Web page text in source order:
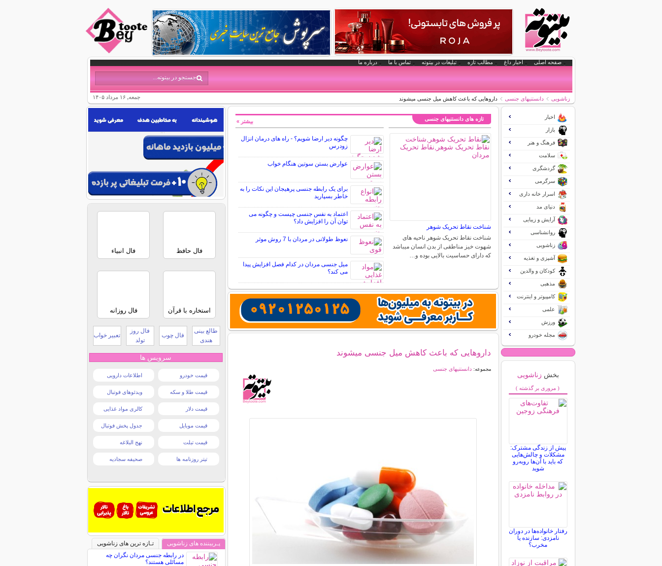
صفحه اصلی اخبار داغ مطالب تازه تبلیغات در بیتوته تماس با ما درباره ما
جمعه, ۱۶ مرداد ۱۴۰۵ زناشویی دانستنیهای جنسی داروهایی که باعث کاهش میل جنسی میشوند
تازه های دانستنیهای جنسی
شناخت نقاط تحریک شوهر
شناخت نقاط تحریک شوهر ناحیه های
شهوت خیز مناطقی از بدن انسان میباشد
که دارای حساسیت بالایی بوده و…
چگونه دیر ارضا شویم؟ - راه های درمان انزال
زودرس
عوارض بستن سوتین هنگام خواب
برای یک رابطه جنسی پرهیجان این نکات را به
خاطر بسپارید
اعتماد به نفس جنسی چیست و چگونه می
توان آن را افزایش داد؟
نعوظ طولانی در مردان با 7 روش موثر
میل جنسی مردان در کدام فصل افزایش پیدا
می کند؟
بیشتر »
داروهایی که باعث کاهش میل جنسی میشوند
مجموعه:دانستنیهای جنسی
اخبار
بازار
فرهنگ و هنر
سلامت
گردشگری
سرگرمی
اسرار خانه داری
دنیای مد
آرایش و زیبایی
روانشناسی
زناشویی
آشپزی و تغذیه
کودکان و والدین
مذهبی
کامپیوتر و اینترنت
علمی
ورزش
مجله خودرو
بخش زناشویی
( مروری بر گذشته )
پیش از زندگی مشترک:
مشکلات و چالش‌هایی
که باید با آن‌ها روبه‌رو
شوید
رفتار خانواده‌ها در دوران
نامزدی: سازنده یا
مخرب؟
فال حافظ فال انبیاء
استخاره با قرآن فال روزانه
طالع بینی
هندی
فال چوب
فال روز
تولد
تعبیر خواب
سرویس ها
قیمت خودرو اطلاعات دارویی
قیمت طلا و سکه ویدئوهای فوتبال
قیمت دلار کالری مواد غذایی
قیمت موبایل جدول پخش فوتبال
قیمت تبلت نهج البلاغه
تیتر روزنامه ها صحیفه سجادیه
پـربیننده های زناشویی
تـازه ترین های زناشویی
در رابطه جنسی مردان نگران چه
مسائلی هستند؟